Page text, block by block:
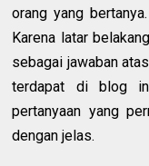
orang yang
Karena latar
sebagai jawaban
terdapat di blog
pertanyaan yang
dengan jelas.